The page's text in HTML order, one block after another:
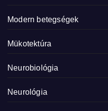
Modern betegségek
Mükotektúra
Neurobiológia
Neurológia